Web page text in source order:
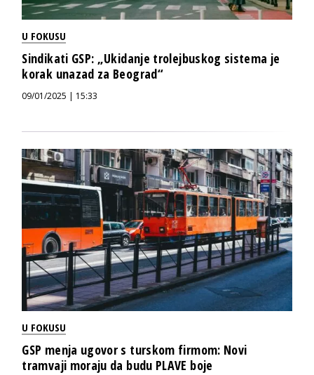
U FOKUSU
Sindikati GSP: „Ukidanje trolejbuskog sistema je
korak unazad za Beograd“
09/01/2025 | 15:33
U FOKUSU
GSP menja ugovor s turskom firmom: Novi
tramvaji moraju da budu PLAVE boje